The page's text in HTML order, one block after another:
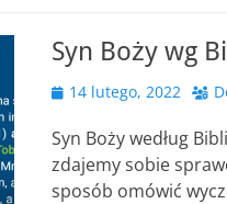
Syn Boży wg
Opublikowano
14 lutego, 2022
Syn Boży według
zdajemy sobie
sposób omówić